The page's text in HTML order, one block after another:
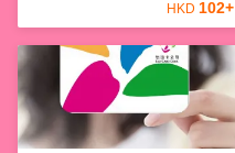
HKD 102+